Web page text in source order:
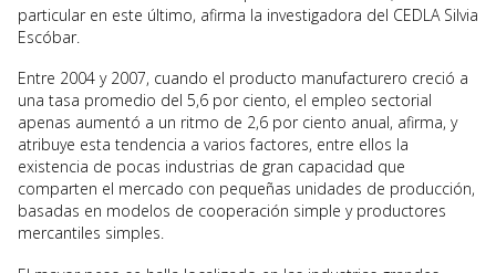
particular en este último, afirma la investigadora del CEDLA Silvia
Escóbar.
Entre 2004 y 2007, cuando el producto manufacturero creció a
una tasa promedio del 5,6 por ciento, el empleo sectorial
apenas aumentó a un ritmo de 2,6 por ciento anual, afirma, y
atribuye esta tendencia a varios factores, entre ellos la
existencia de pocas industrias de gran capacidad que
comparten el mercado con pequeñas unidades de producción,
basadas en modelos de cooperación simple y productores
mercantiles simples.